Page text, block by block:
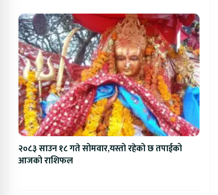
२०८३ साउन १८ गते सोमवार,यस्तो रहेको छ तपाईको
आजको राशिफल